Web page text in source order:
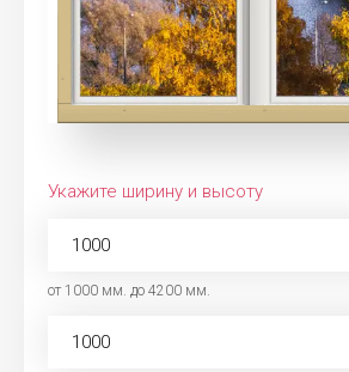
Укажите ширину и высоту
от 1000 мм. до 4200 мм.